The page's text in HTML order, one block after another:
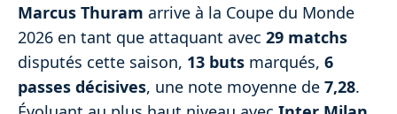
Marcus Thuram arrive à la Coupe du Monde
2026 en tant que attaquant avec 29 matchs
disputés cette saison, 13 buts marqués, 6
passes décisives, une note moyenne de 7,28.